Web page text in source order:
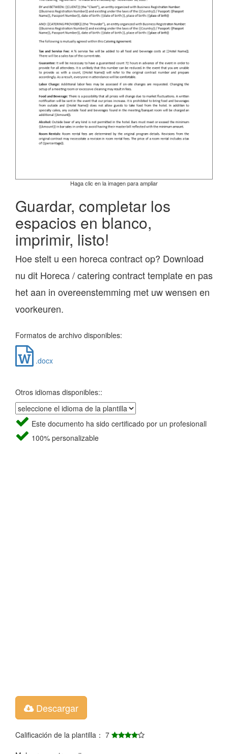
Haga clic en la imagen para ampliar
Guardar, completar los
espacios en blanco,
imprimir, listo!
Hoe stelt u een horeca contract op? Download
nu dit Horeca / catering contract template en pas
het aan in overeenstemming met uw wensen en
voorkeuren.
Formatos de archivo disponibles:
.docx
Otros idiomas disponibles::
Este documento ha sido certificado por un profesionall
100% personalizable
Descargar
Calificación de la plantilla： 7